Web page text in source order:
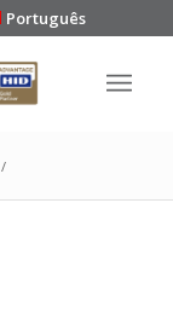
Português
/